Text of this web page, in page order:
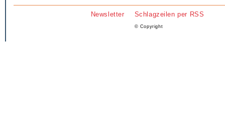
Newsletter Schlagzeilen per RSS
© Copyright